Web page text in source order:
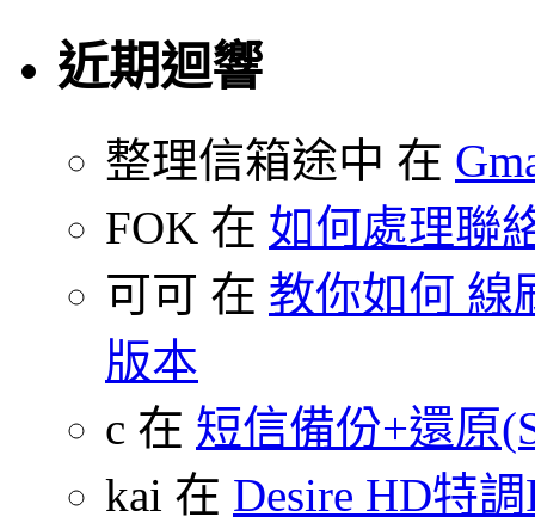
近期迴響
整理信箱途中 在
FOK 在 如何處理聯
可可 在 教你如何 線
版本
c 在 短信備份+還原
kai 在 Desire HD特